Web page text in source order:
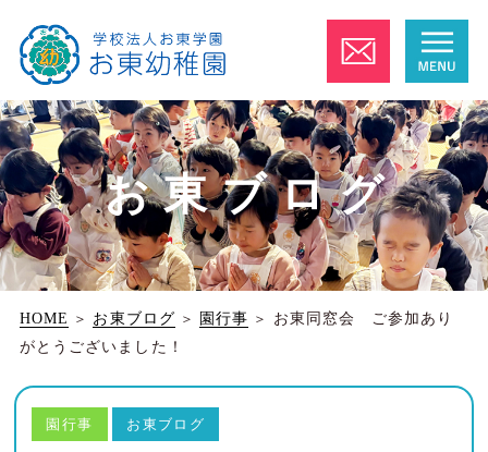
お東ブログ
HOME ＞ お東ブログ ＞ 園行事 ＞ お東同窓会 ご参加あり
がとうございました！
園行事 お東ブログ